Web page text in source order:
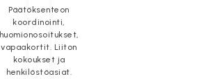
Päätöksenteon
koordinointi,
huomionosoitukset,
vapaakortit. Liiton
kokoukset ja
henkilöstöasiat.